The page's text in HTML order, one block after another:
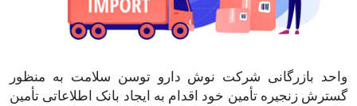
واحد بازرگانی شرکت نوش دارو توسن سلامت به منظور
گسترش زنجیره تأمین خود اقدام به ایجاد بانک اطلاعاتی تأمین